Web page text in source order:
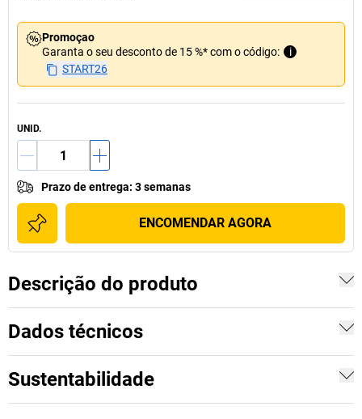
Promoçao
Garanta o seu desconto de 15 %* com o código:
i
START26
UNID.
Prazo de entrega: 3 semanas
ENCOMENDAR AGORA
Descrição do produto
Dados técnicos
Sustentabilidade